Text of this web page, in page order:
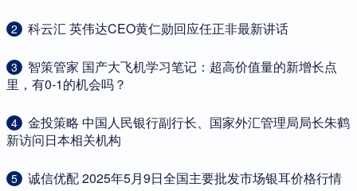
2 ​科云汇 英伟达CEO黄仁勋回应任正非最新讲话
3
​智策管家 国产大飞机学习笔记：超高价值量的新增长点
里，有0-1的机会吗？
4
​金投策略 中国人民银行副行长、国家外汇管理局局长朱鹤
新访问日本相关机构
5 ​诚信优配 2025年5月9日全国主要批发市场银耳价格行情